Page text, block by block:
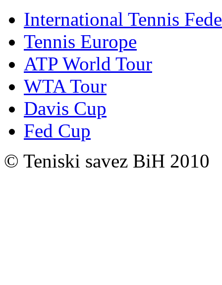
International Tennis
Tennis Europe
ATP World Tour
WTA Tour
Davis Cup
Fed Cup
© Teniski savez BiH 2010